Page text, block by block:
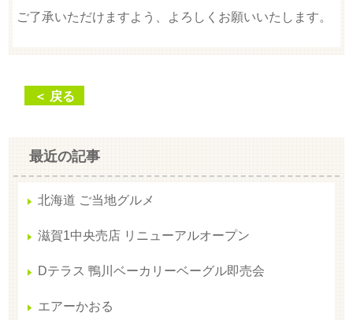
ご了承いただけますよう、よろしくお願いいたします。
＜ 戻る
最近の記事
北海道 ご当地グルメ
滋賀1中央売店 リニューアルオープン
Dテラス 鴨川ベーカリーベーグル即売会
エアーかおる